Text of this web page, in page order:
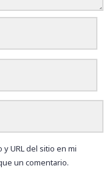
URL del sitio en mi
un comentario.